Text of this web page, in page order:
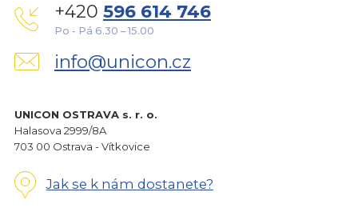
+420 596 614 746
Po - Pá 6.30 – 15.00
info@unicon.cz
UNICON OSTRAVA s. r. o.
Halasova 2999/8A
703 00 Ostrava - Vítkovice
Jak se k nám dostanete?